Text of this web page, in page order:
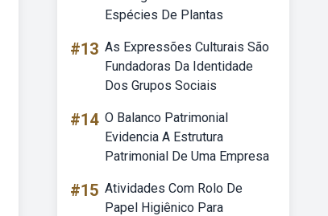
Espécies De Plantas
#13 As Expressões Culturais São
Fundadoras Da Identidade
Dos Grupos Sociais
#14 O Balanco Patrimonial
Evidencia A Estrutura
Patrimonial De Uma Empresa
#15 Atividades Com Rolo De
Papel Higiênico Para